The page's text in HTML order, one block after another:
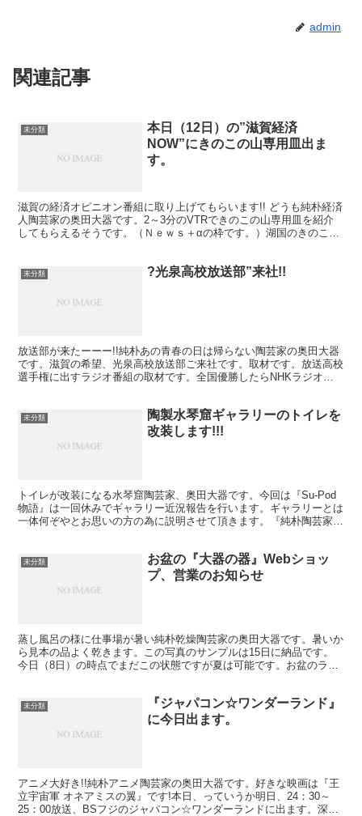
admin
関連記事
未分類
本日（12日）の”滋賀経済
NOW”にきのこの山専用皿出ま
す。
滋賀の経済オピニオン番組に取り上げてもらいます!! どうも純朴経済
人陶芸家の奥田大器です。2～3分のVTRできのこの山専用皿を紹介
してもらえるそうです。（Ｎｅｗｓ＋αの枠です。）湖国のきのこの
未分類 ?光泉高校放送部”来社!!
放送部が来たーーー!!純朴あの青春の日は帰らない陶芸家の奥田大器
です。滋賀の希望、光泉高校放送部ご来社です。取材です。放送高校
選手権に出すラジオ番組の取材です。全国優勝したらNHKラジオで
未分類
陶製水琴窟ギャラリーのトイレを
改装します!!!
トイレが改装になる水琴窟陶芸家、奥田大器です。今回は『Su-Pod
物語』は一回休みでギャラリー近況報告を行います。ギャラリーとは
一体何ぞやとお思いの方の為に説明させて頂きます。『純朴陶芸家
未分類
お盆の『大器の器』Webショッ
プ、営業のお知らせ
蒸し風呂の様に仕事場が暑い純朴乾燥陶芸家の奥田大器です。暑いか
ら見本の品よく乾きます。この写真のサンプルは15日に納品です。
今日（8日）の時点でまだこの状態ですが夏は可能です。お盆のラッ
未分類
『ジャパコン☆ワンダーランド』
に今日出ます。
アニメ大好き!!純朴アニメ陶芸家の奥田大器です。好きな映画は『王
立宇宙軍 オネアミスの翼』です!本日、っていうか明日、24：30～
25：00放送、BSフジのジャパコン☆ワンダーランドに出ます。深い